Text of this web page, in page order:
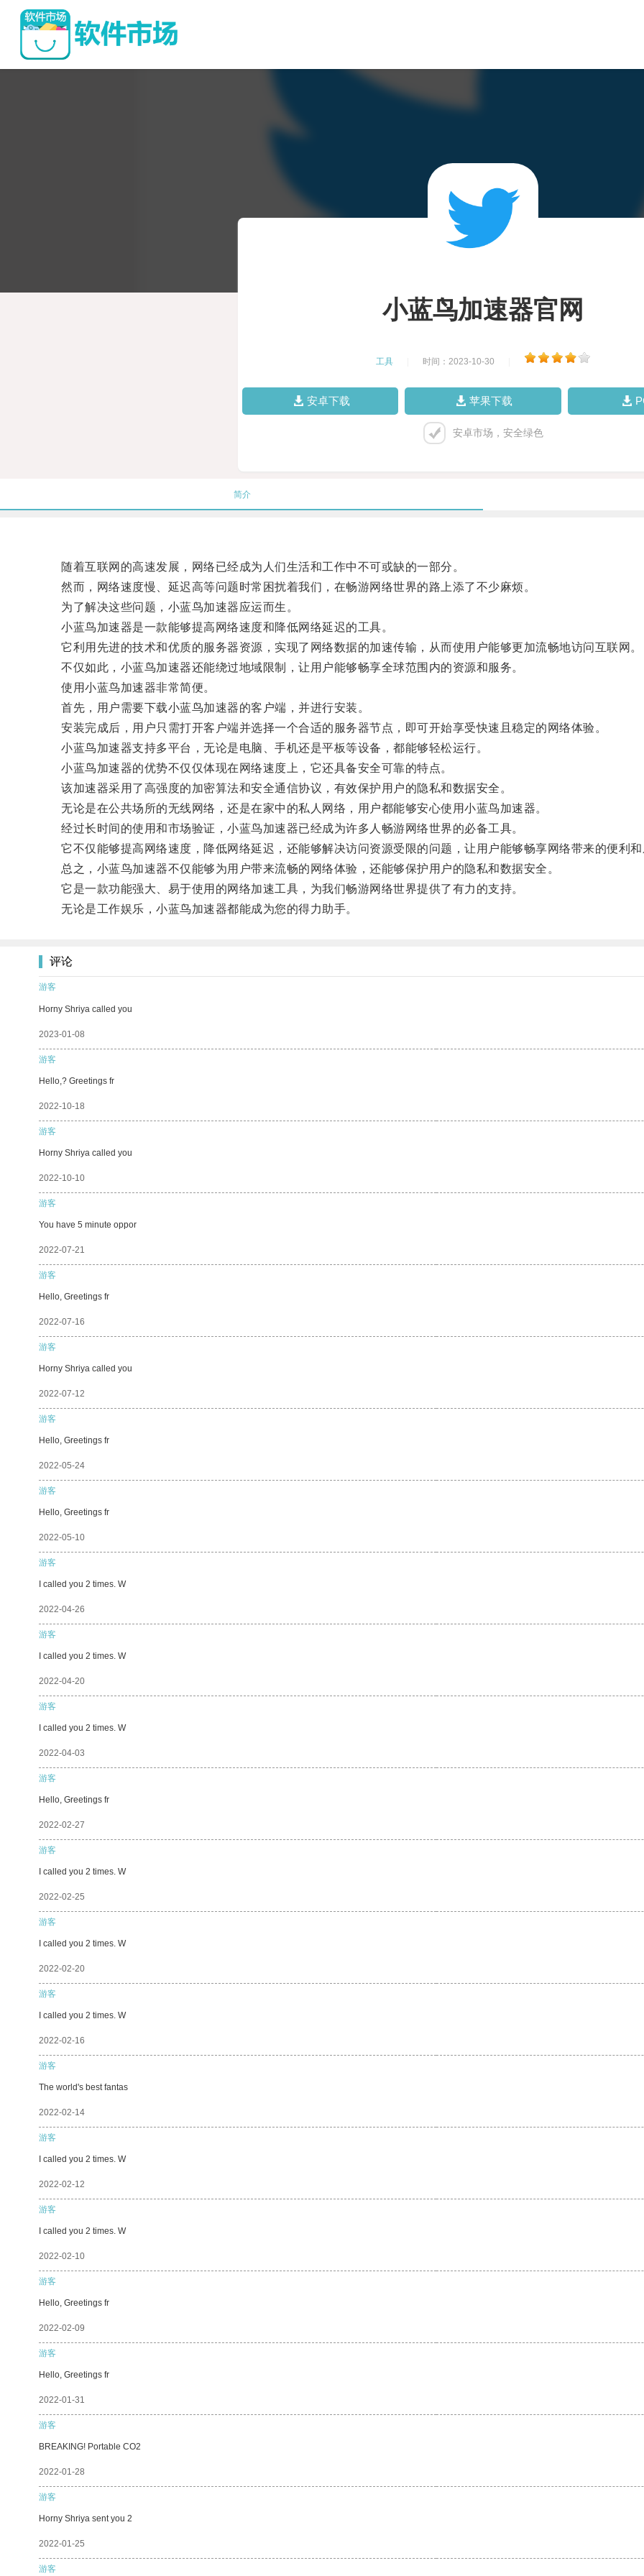
小蓝鸟加速器官网
工具 时间：2023-10-30
安卓下载 苹果下载
安卓市场，安全绿色
简介
随着互联网的高速发展，网络已经成为人们生活和工作中不可或缺的一部分。
然而，网络速度慢、延迟高等问题时常困扰着我们，在畅游网络世界的路上添了不少麻烦。
为了解决这些问题，小蓝鸟加速器应运而生。
小蓝鸟加速器是一款能够提高网络速度和降低网络延迟的工具。
它利用先进的技术和优质的服务器资源，实现了网络数据的加速传输，从而使用户能够更加流畅地访问互联网。
不仅如此，小蓝鸟加速器还能绕过地域限制，让用户能够畅享全球范围内的资源和服务。
使用小蓝鸟加速器非常简便。
首先，用户需要下载小蓝鸟加速器的客户端，并进行安装。
安装完成后，用户只需打开客户端并选择一个合适的服务器节点，即可开始享受快速且稳定的网络体验。
小蓝鸟加速器支持多平台，无论是电脑、手机还是平板等设备，都能够轻松运行。
小蓝鸟加速器的优势不仅仅体现在网络速度上，它还具备安全可靠的特点。
该加速器采用了高强度的加密算法和安全通信协议，有效保护用户的隐私和数据安全。
无论是在公共场所的无线网络，还是在家中的私人网络，用户都能够安心使用小蓝鸟加速器。
经过长时间的使用和市场验证，小蓝鸟加速器已经成为许多人畅游网络世界的必备工具。
它不仅能够提高网络速度，降低网络延迟，还能够解决访问资源受限的问题，让用户能够畅享网络带来的便利
总之，小蓝鸟加速器不仅能够为用户带来流畅的网络体验，还能够保护用户的隐私和数据安全。
它是一款功能强大、易于使用的网络加速工具，为我们畅游网络世界提供了有力的支持。
无论是工作娱乐，小蓝鸟加速器都能成为您的得力助手。
评论
游客
Horny Shriya called you
2023-01-08
游客
Hello,? Greetings fr
2022-10-18
游客
Horny Shriya called you
2022-10-10
游客
You have 5 minute oppor
2022-07-21
游客
Hello, Greetings fr
2022-07-16
游客
Horny Shriya called you
2022-07-12
游客
Hello, Greetings fr
2022-05-24
游客
Hello, Greetings fr
2022-05-10
游客
I called you 2 times. W
2022-04-26
游客
I called you 2 times. W
2022-04-20
游客
I called you 2 times. W
2022-04-03
游客
Hello, Greetings fr
2022-02-27
游客
I called you 2 times. W
2022-02-25
游客
I called you 2 times. W
2022-02-20
游客
I called you 2 times. W
2022-02-16
游客
The world's best fantas
2022-02-14
游客
I called you 2 times. W
2022-02-12
游客
I called you 2 times. W
2022-02-10
游客
Hello, Greetings fr
2022-02-09
游客
Hello, Greetings fr
2022-01-31
游客
BREAKING! Portable CO2
2022-01-28
游客
Horny Shriya sent you 2
2022-01-25
游客